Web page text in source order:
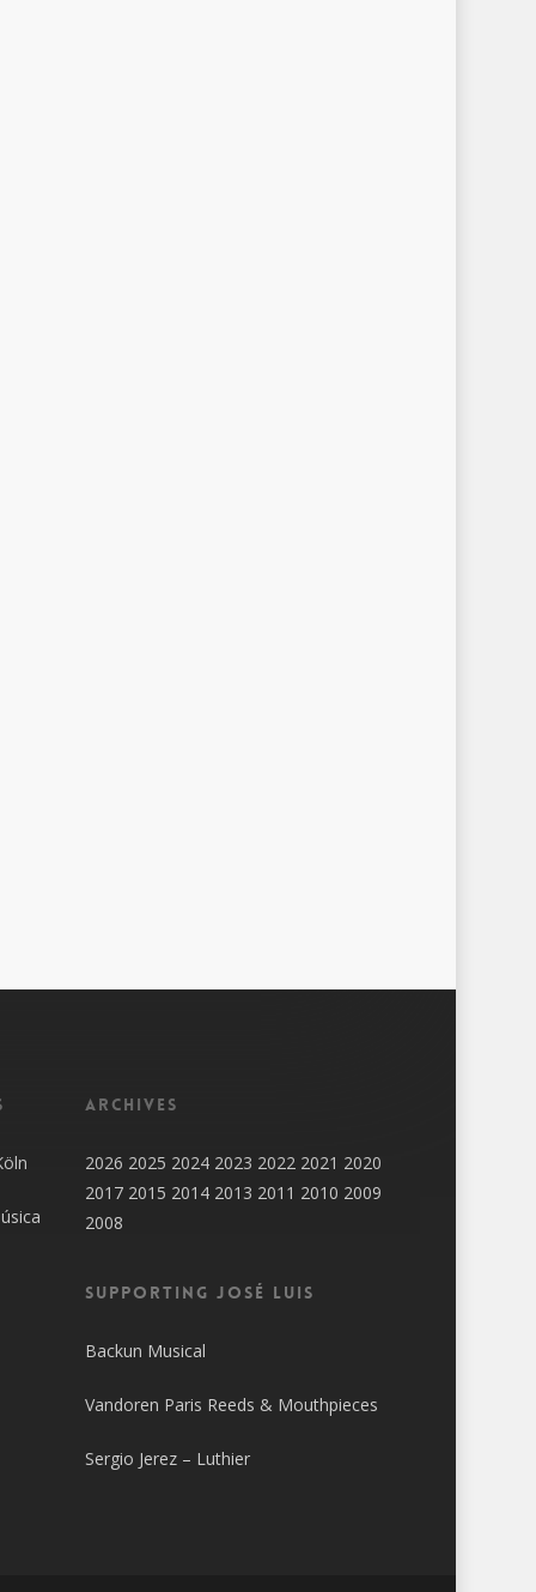
Archives
2026 2025 2024 2023 2022 2021 2020
2017 2015 2014 2013 2011 2010 2009
2008
SUPPORTING JOSÉ LUIS
Backun Musical
Vandoren Paris Reeds & Mouthpieces
Sergio Jerez – Luthier